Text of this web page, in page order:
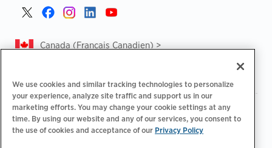
Canada (Français Canadien) >
Politique de confidentialité‌ | Choix de confidentialité
Informations légales | Déclaration d'accessibilité |
Code de
conduite des fournisseurs
| CA Forced and Child Labour Report
We use cookies and similar tracking technologies to personalize
your experience, analyze site traffic and support us in our
marketing efforts. You may change your cookie settings at any
time. By using our website and any of our services, you consent to
the use of cookies and acceptance of our Privacy Policy